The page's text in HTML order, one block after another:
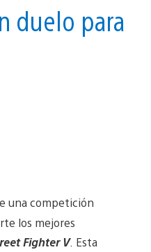
duelo para
una competición
los mejores
Fighter V. Esta